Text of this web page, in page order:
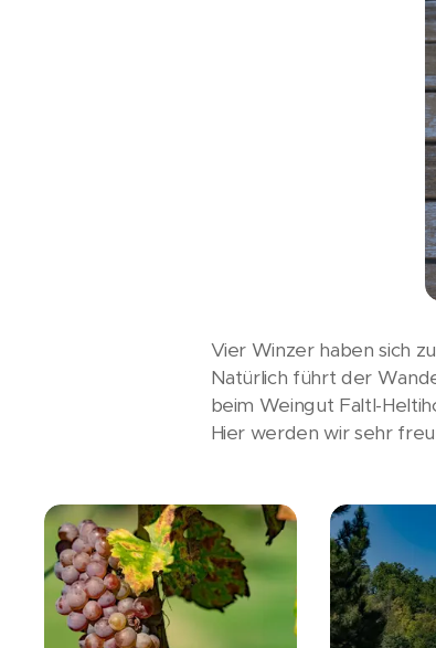
Vier Winzer haben sich
Natürlich führt der
beim Weingut Faltl-
Hier werden wir sehr